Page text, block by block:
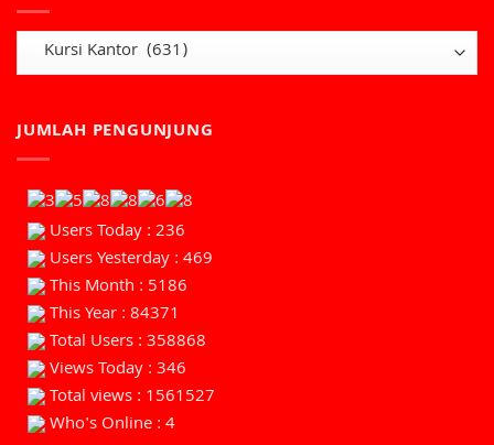
JUMLAH PENGUNJUNG
Users Today : 236
Users Yesterday : 469
This Month : 5186
This Year : 84371
Total Users : 358868
Views Today : 346
Total views : 1561527
Who's Online : 4